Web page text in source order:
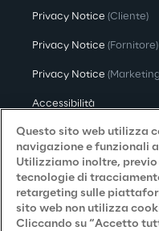
Privacy Notice (Cliente)
Privacy Notice (Fornitore)
Privacy Notice
Accessibilità
Reply © 2026
Questo sito web utilizza
navigazione e funzionali
Utilizziamo inoltre,
tecnologie di
retargeting sulle
sito web non utilizza
Cliccando su “Accetto